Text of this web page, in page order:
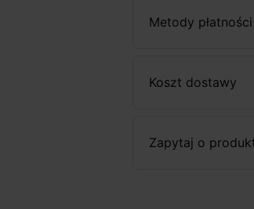
Metody płatności
Koszt dostawy
Zapytaj o